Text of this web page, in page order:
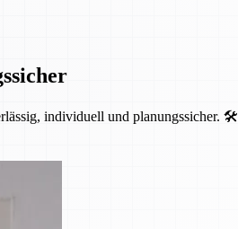
individuell und planungssicher. 🛠️